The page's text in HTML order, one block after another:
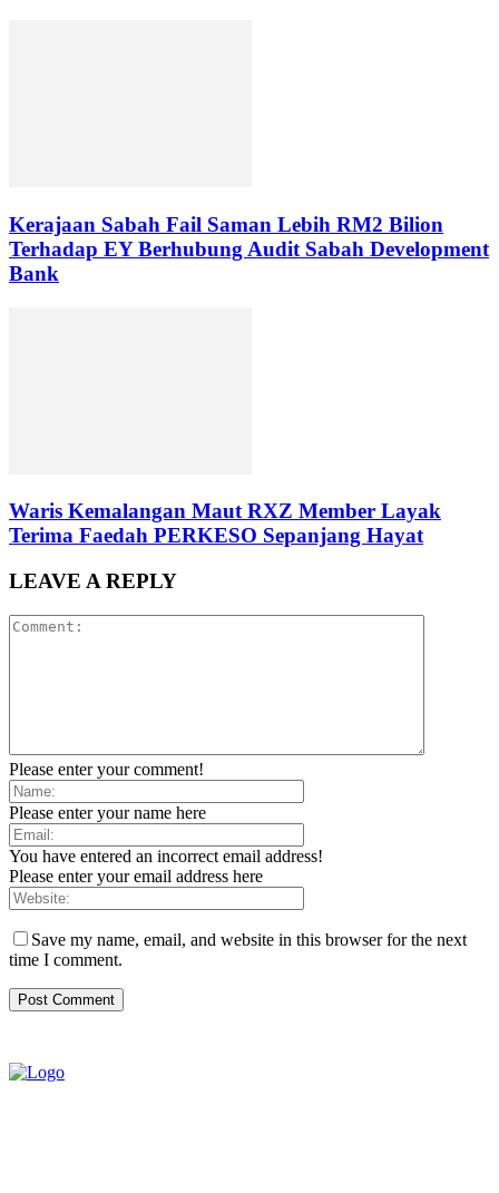
Kerajaan Sabah Fail Saman Lebih RM2 Bilion
Terhadap EY Berhubung Audit Sabah Development
Bank
Waris Kemalangan Maut RXZ Member Layak
Terima Faedah PERKESO Sepanjang Hayat
LEAVE A REPLY
Please enter your comment!
Please enter your name here
You have entered an incorrect email address!
Please enter your email address here
Save my name, email, and website in this browser for the next
time I comment.